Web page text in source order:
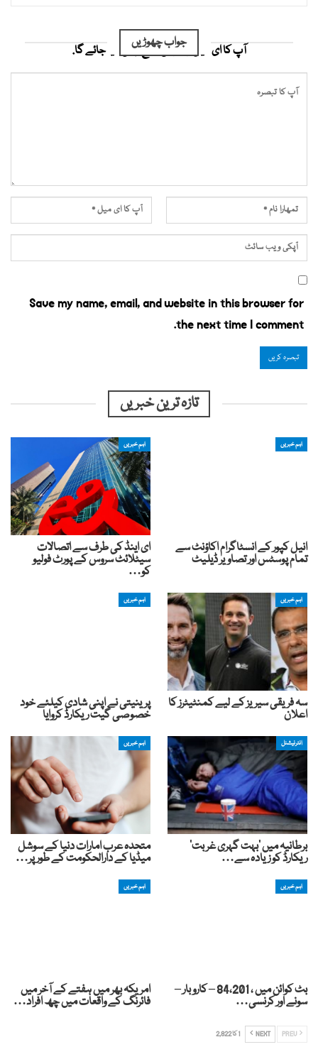
جواب چھوڑیں
آپ کا ای میل ایڈریس شائع نہیں کیا جائے گا.
Save my name, email, and website in this browser for
the next time I comment.
تازہ ترین خبریں
اہم خبریں
انیل کپور کے انسٹاگرام اکاؤنٹ سے
تمام پوسٹس اور تصاویر ڈیلیٹ
اہم خبریں
ای اینڈ کی طرف سے اتصالات
سیٹلائٹ سروس کے پورٹ فولیو
کو…
اہم خبریں
سہ فریقی سیریز کے لیے کمنٹیٹرز کا
اعلان
اہم خبریں
پرینیتی نے اپنی شادی کیلئے خود
خصوصی گیت ریکارڈ کروایا
انٹرنیشنل
برطانیہ میں ‘بہت گہری غربت’
ریکارڈ کو زیادہ سے…
اہم خبریں
متحدہ عرب امارات دنیا کے سوشل
میڈیا کے دارالحکومت کے طور پر…
اہم خبریں
بٹ کوائن میں ، 84،201 – کاروبار –
سونے اور کرنسی…
اہم خبریں
امریکہ بھر میں ہفتے کے آخر میں
فائرنگ کے واقعات میں چھ افراد…
NEXT 1 کا 2,822